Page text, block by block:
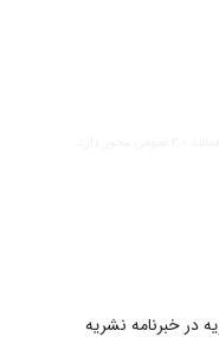
در خبرنامه نشریه